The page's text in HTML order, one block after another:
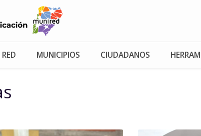
MUNICIPIOS CIUDADANOS